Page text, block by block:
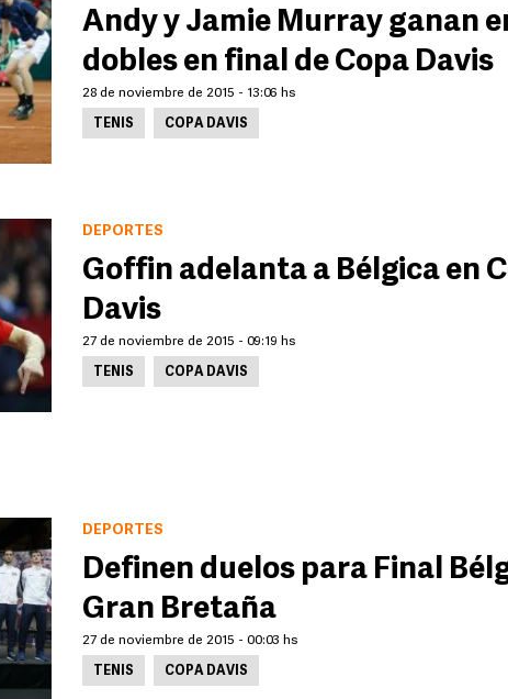
Andy y Jamie Murray ganan
dobles en final de Copa Davis
28 de noviembre de 2015 - 13:06 hs
TENIS COPA DAVIS
DEPORTES
Goffin adelanta a Bélgica en
Davis
27 de noviembre de 2015 - 09:19 hs
TENIS COPA DAVIS
DEPORTES
Definen duelos para Final
Gran Bretaña
27 de noviembre de 2015 - 00:03 hs
TENIS COPA DAVIS